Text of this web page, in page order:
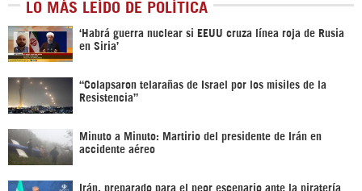
LO MÁS LEÍDO DE POLÍTICA
‎‘Habrá guerra nuclear si EEUU cruza línea roja de Rusia
en Siria’‎
“Colapsaron telarañas de Israel por los misiles de la
Resistencia”
Minuto a Minuto: Martirio del presidente de Irán en
accidente aéreo
Irán, preparado para el peor escenario ante la piratería